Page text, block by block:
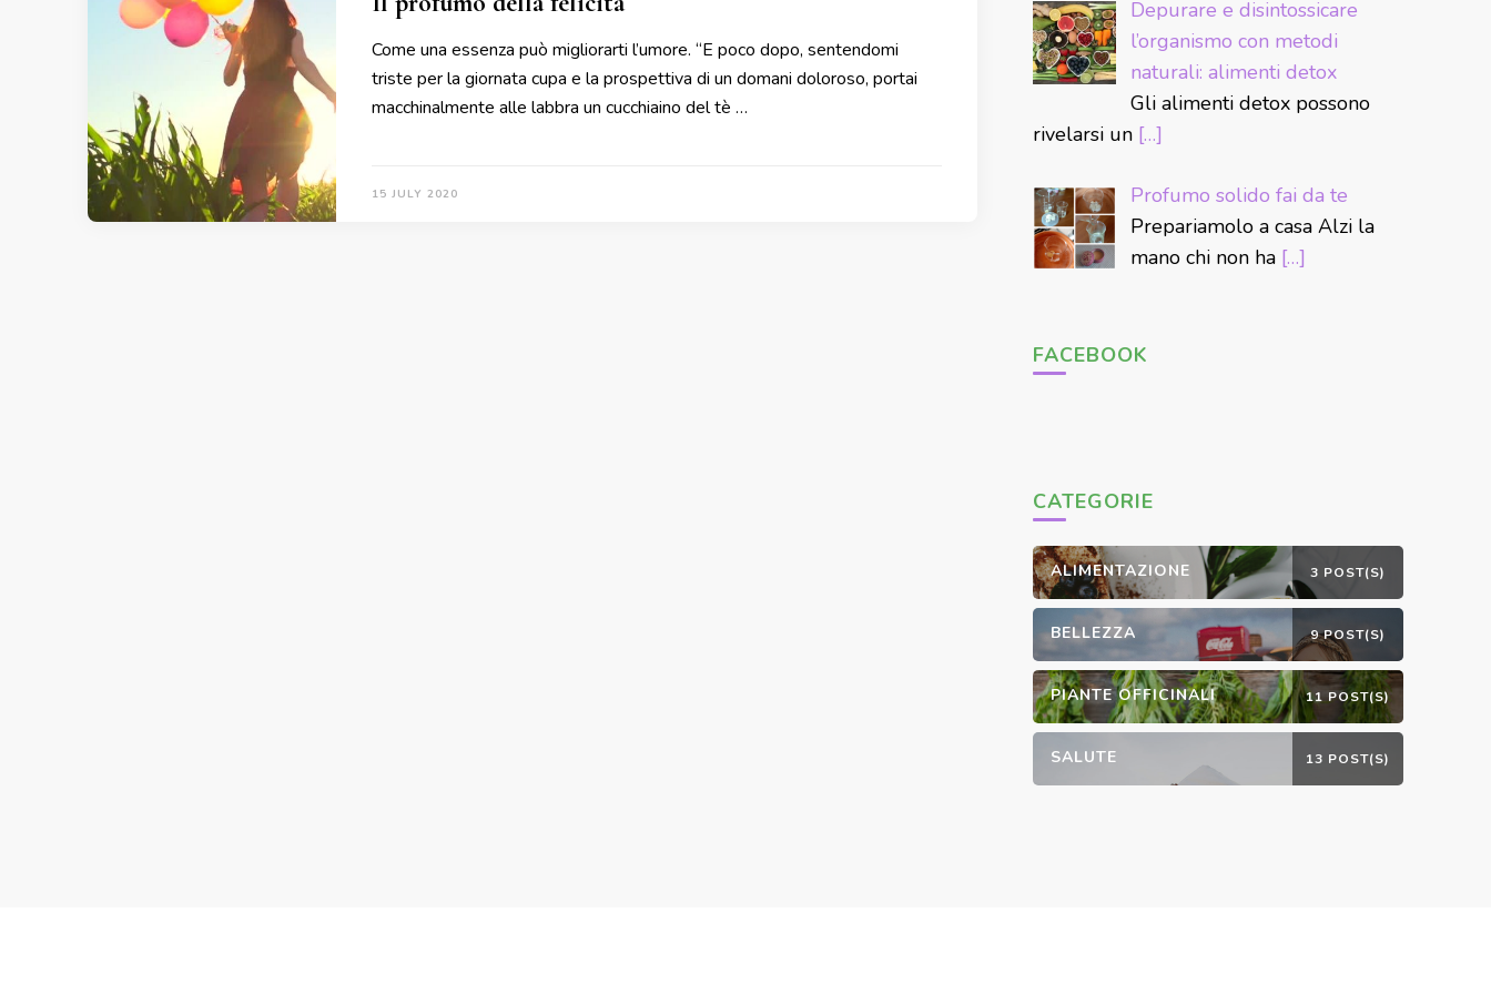
Come una essenza può migliorarti l’umore. “E poco dopo, sentendomi
triste per la giornata cupa e la prospettiva di un domani doloroso, portai
macchinalmente alle labbra un cucchiaino del tè …
15 JULY 2020
Depurare e disintossicare
l’organismo con metodi
naturali: alimenti detox
Gli alimenti detox possono
rivelarsi un […]
Profumo solido fai da te
Prepariamolo a casa Alzi la
mano chi non ha […]
FACEBOOK
CATEGORIE
ALIMENTAZIONE 3 POST(S)
BELLEZZA 9 POST(S)
PIANTE OFFICINALI 11 POST(S)
SALUTE 13 POST(S)